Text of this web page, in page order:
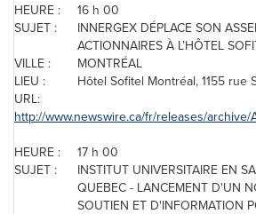
HEURE :
16 h 00
SUJET :
INNERGEX DÉPLACE SON
ACTIONNAIRES À L’HÔTEL
VILLE :
MONTRÉAL
LIEU :
Hôtel Sofitel Montréal, 1155 rue
URL:
http://www.newswire.ca/fr/releases/archive/
HEURE :
17 h 00
SUJET :
INSTITUT UNIVERSITAIRE EN
QUEBEC- LANCEMENT D'UN
SOUTIEN ET D'INFORMATION